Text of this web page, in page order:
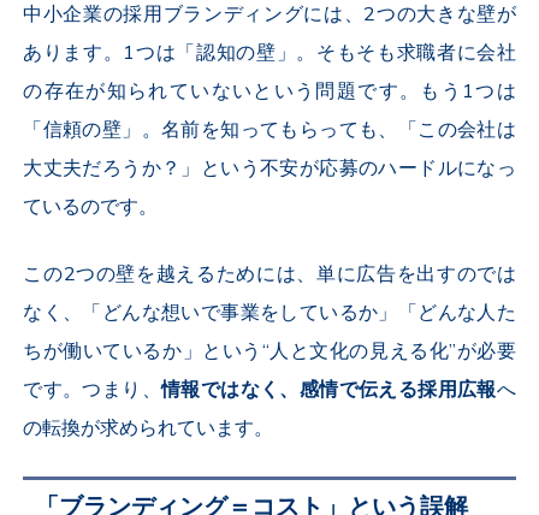
中小企業の採用ブランディングには、 2つの大きな壁が
あります。 1つは「認知の壁」。そもそも求職者に会社
の存在が知られていないという問題です。もう 1つは
「信頼の壁」。名前を知ってもらっても、「この会社は
大丈夫だろうか？」という不安が応募のハードルになっ
ているのです。
この2つの壁を越えるためには、単に広告を出すのでは
なく、「どんな想いで事業をしているか」「どんな人た
ちが働いているか」という“人と文化の見える化”が必要
です。つまり、情報ではなく、感情で伝える採用広報へ
の転換が求められています。
「ブランディング＝コスト」という誤解